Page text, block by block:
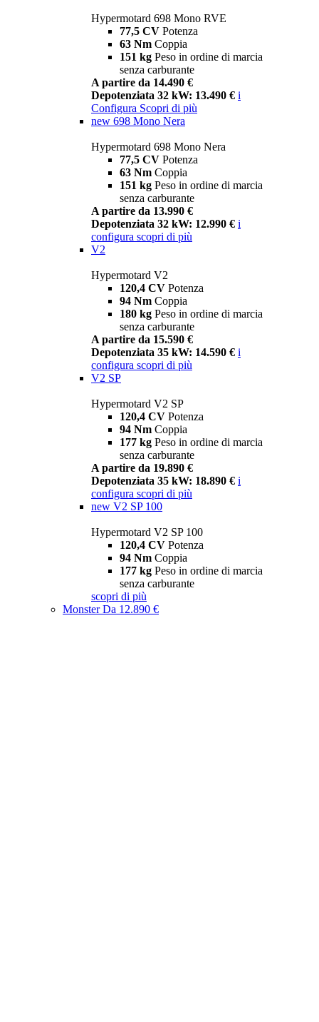
Hypermotard 698 Mono RVE
77,5 CV Potenza
63 Nm Coppia
151 kg Peso in ordine di marcia
senza carburante
A partire da 14.490 €
Depotenziata 32 kW: 13.490 € i
Configura Scopri di più
new 698 Mono Nera
Hypermotard 698 Mono Nera
77,5 CV Potenza
63 Nm Coppia
151 kg Peso in ordine di marcia
senza carburante
A partire da 13.990 €
Depotenziata 32 kW: 12.990 € i
configura scopri di più
V2
Hypermotard V2
120,4 CV Potenza
94 Nm Coppia
180 kg Peso in ordine di marcia
senza carburante
A partire da 15.590 €
Depotenziata 35 kW: 14.590 € i
configura scopri di più
V2 SP
Hypermotard V2 SP
120,4 CV Potenza
94 Nm Coppia
177 kg Peso in ordine di marcia
senza carburante
A partire da 19.890 €
Depotenziata 35 kW: 18.890 € i
configura scopri di più
new V2 SP 100
Hypermotard V2 SP 100
120,4 CV Potenza
94 Nm Coppia
177 kg Peso in ordine di marcia
senza carburante
scopri di più
MonsterDa 12.890 €